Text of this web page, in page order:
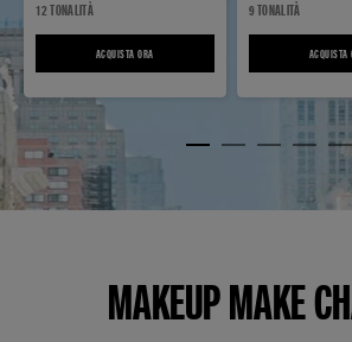
12 TONALITÀ
ACQUISTA ORA LIFTER LINER MATITA LABBRA CON ACIDO
9 TONALITÀ
ACQUISTA
MAKEUP MAKE